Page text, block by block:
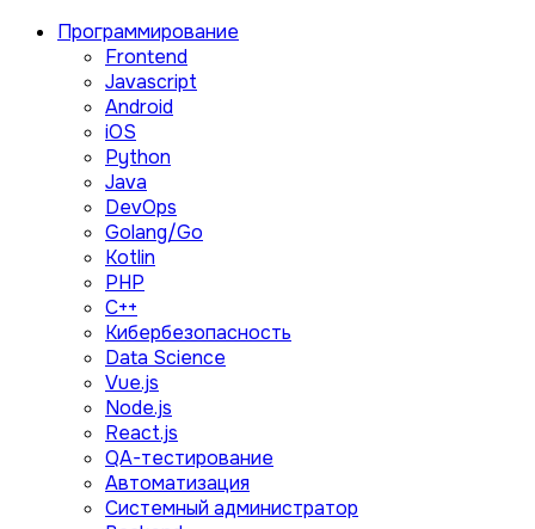
Программирование
Frontend
Javascript
Android
iOS
Python
Java
DevOps
Golang/Go
Kotlin
PHP
C++
Кибербезопасность
Data Science
Vue.js
Node.js
React.js
QA-тестирование
Автоматизация
Системный администратор